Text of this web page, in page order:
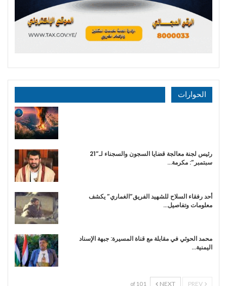
الحوارات
رئيس لجنة معالجة قضايا السجون والسجناء لـ”21
سبتمبر”: مكرمة…
أحد رفقاء السلاح للشهيد الفريق”الغماري” يكشف
معلومات وتفاصيل…
محمد الحوثي في مقابلة مع قناة المسيرة: جبهة الإسناد
اليمنية…
NEXT
1 of 10